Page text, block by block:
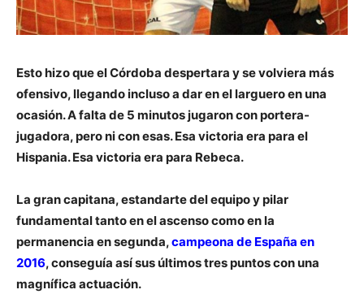
Esto hizo que el Córdoba despertara y se volviera más
ofensivo, llegando incluso a dar en el larguero en una
ocasión. A falta de 5 minutos jugaron con portera-
jugadora, pero ni con esas.Esa victoria era para el
Hispania. Esa victoria era para Rebeca.
La gran capitana, estandarte del equipo y pilar
fundamental tanto en el ascenso como en la
permanencia en segunda,campeona de España en
2016, conseguía así sus últimos tres puntos con una
magnífica actuación.